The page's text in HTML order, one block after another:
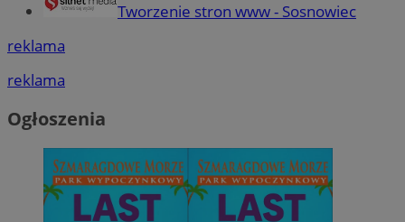
Tworzenie stron www - Sosnowiec
reklama
reklama
Ogłoszenia